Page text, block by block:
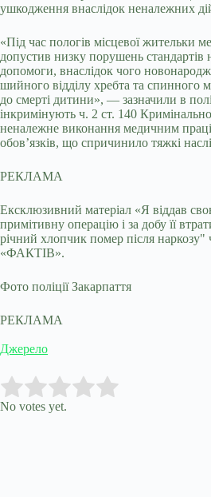
ушкодження внаслідок неналежних
«Під час пологів місцевої жительки
допустив низку порушень стандартів
допомоги, внаслідок чого
шийного відділу хребта та спинного
до смерті дитини», — зазначили в
інкримінують ч. 2 ст. 140
неналежне виконання медичним
обов’язків, що спричинило тяжкі
РЕКЛАМА
Ексклюзивний матеріал «Я віддав
примітивну операцію і за добу її
річний хлопчик помер після наркозу"
«ФАКТІВ».
Фото поліції Закарпаття
РЕКЛАМА
Джерело
Rate this item:
No votes yet.